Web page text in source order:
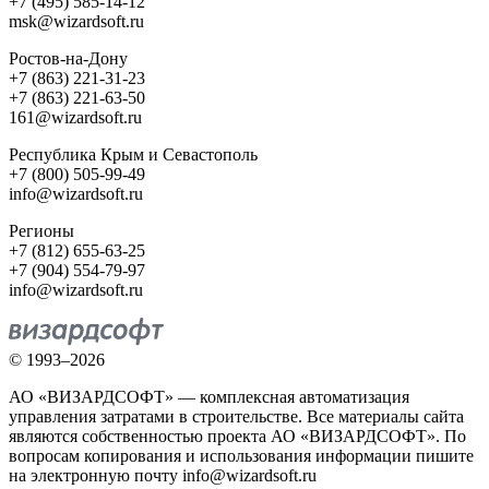
msk@wizardsoft.ru
Ростов-на-Дону
+7 (863) 221-31-23
+7 (863) 221-63-50
161@wizardsoft.ru
Республика Крым и Севастополь
+7 (800) 505-99-49
info@wizardsoft.ru
Регионы
+7 (812) 655-63-25
+7 (904) 554-79-97
info@wizardsoft.ru
© 1993–2026
АО «ВИЗАРДСОФТ» — комплексная автоматизация
управления затратами в строительстве. Все материалы сайта
являются собственностью проекта АО «ВИЗАРДСОФТ». По
вопросам копирования и использования информации пишите
на электронную почту info@wizardsoft.ru